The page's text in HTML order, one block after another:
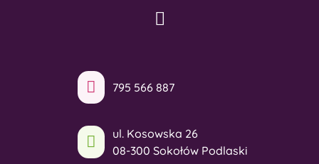
795 566 887
ul. Kosowska 26
08-300 Sokołów Podlaski